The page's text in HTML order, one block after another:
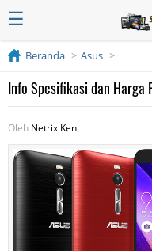
☰
Beranda Asus
Info Spesifikasi dan Harga
Oleh Netrix Ken